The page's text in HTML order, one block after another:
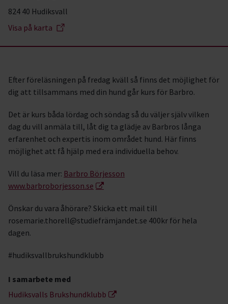
824 40 Hudiksvall
Visa på karta
Efter föreläsningen på fredag kväll så finns det möjlighet för
dig att tillsammans med din hund går kurs för Barbro.
Det är kurs båda lördag och söndag så du väljer själv vilken
dag du vill anmäla till, låt dig ta glädje av Barbros långa
erfarenhet och expertis inom området hund. Här finns
möjlighet att få hjälp med era individuella behov.
Vill du läsa mer: Barbro Börjesson
www.barbroborjesson.se
Önskar du vara åhörare? Skicka ett mail till
rosemarie.thorell@studiefrämjandet.se 400kr för hela
dagen.
#hudiksvallbrukshundklubb
I samarbete med
Hudiksvalls Brukshundklubb